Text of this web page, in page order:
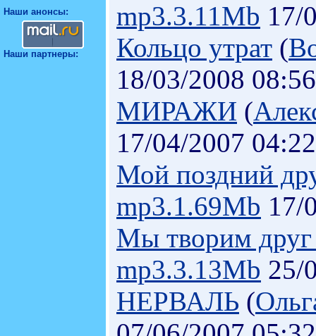
Наши анонсы:
Наши партнеры:
mp3.3.11Mb 17/
Кольцо утрат (
18/03/2008 08:56
МИРАЖИ (
17/04/2007 04:22
Мой поздний
mp3.1.69Mb 17/
Мы творим друг
mp3.3.13Mb 25/
НЕРВАЛЬ (